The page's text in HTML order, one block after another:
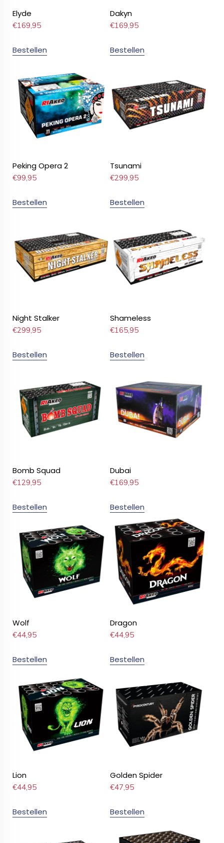
Elyde
€169,95
Bestellen
Dakyn
€169,95
Bestellen
Peking Opera 2
€99,95
Bestellen
Tsunami
€299,95
Bestellen
Night Stalker
€299,95
Bestellen
Shameless
€165,95
Bestellen
Bomb Squad
€129,95
Bestellen
Dubai
€169,95
Bestellen
Wolf
€44,95
Bestellen
Dragon
€44,95
Bestellen
Lion
€44,95
Bestellen
Golden Spider
€47,95
Bestellen